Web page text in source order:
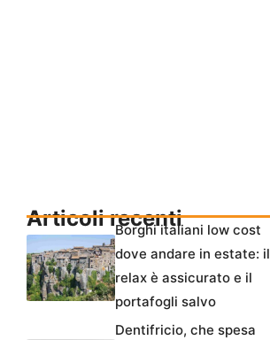
Articoli recentiBorghi italiani low cost
dove andare in estate: il
relax è assicurato e il
portafogli salvo
Dentifricio, che spesa